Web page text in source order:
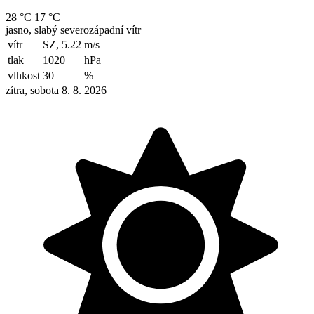
28 °C 17 °C
jasno, slabý severozápadní vítr
vítr
SZ, 5.22 m/s
tlak
1020
hPa
vlhkost 30
%
zítra, sobota 8. 8. 2026